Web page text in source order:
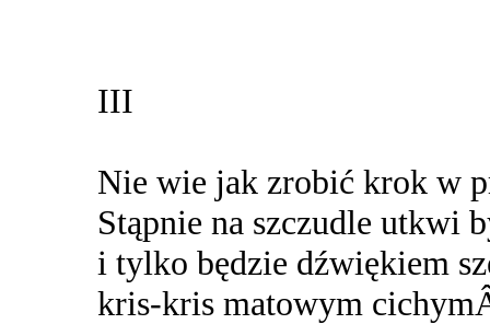
III
Nie wie jak zrobić krok w
Stąpnie na szczudle utkwi
i tylko będzie dźwiękiem
kris-kris matowym